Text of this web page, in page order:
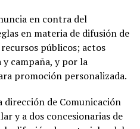
en contra del
en materia de difusión de
públicos; actos
campaña, y por la
promoción personalizada.
dirección de Comunicación
y a dos concesionarias de